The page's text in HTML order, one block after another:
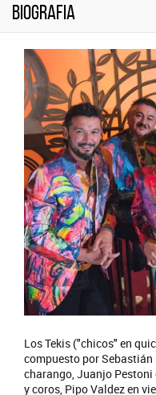
Biografia
Los Tekis ("chicos" en
compuesto por Sebastián
charango, Juanjo
y coros, Pipo Valdez en